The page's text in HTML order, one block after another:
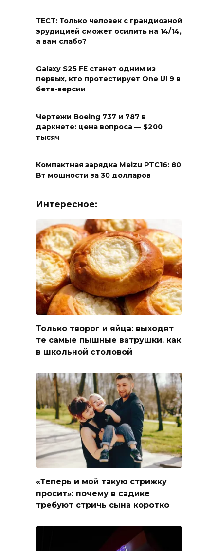
ТЕСТ: Только человек с грандиозной
эрудицией сможет осилить на 14/14,
а вам слабо?
Galaxy S25 FE станет одним из
первых, кто протестирует One UI 9 в
бета-версии
Чертежи Boeing 737 и 787 в
даркнете: цена вопроса — $200
тысяч
Компактная зарядка Meizu PTC16: 80
Вт мощности за 30 долларов
Интересное:
Только творог и яйца: выходят
те самые пышные ватрушки, как
в школьной столовой
«Теперь и мой такую стрижку
просит»: почему в садике
требуют стричь сына коротко